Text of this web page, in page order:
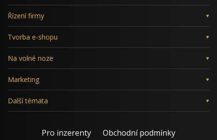
Řízení firmy
Tvorba e-shopu
Na volné noze
Marketing
Další témata
Pro inzerenty Obchodní podmínky